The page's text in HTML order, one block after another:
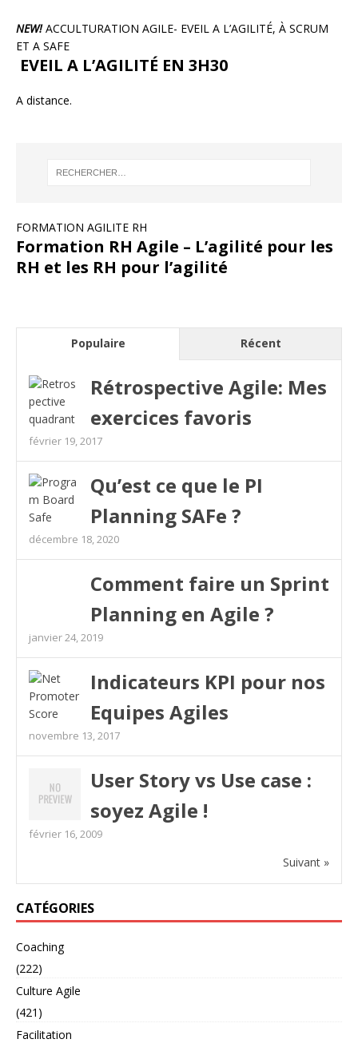
NEW!ACCULTURATION AGILE- EVEIL A L’AGILITÉ, À SCRUM
ET A SAFE
EVEIL A L’AGILITÉ EN 3H30
A distance.
FORMATION AGILITE RH
Formation RH Agile – L’agilité pour les
RH et les RH pour l’agilité
Populaire Récent
Rétrospective Agile: Mes
exercices favoris
février 19, 2017
Qu’est ce que le PI
Planning SAFe ?
décembre 18, 2020
Comment faire un Sprint
Planning en Agile ?
janvier 24, 2019
Indicateurs KPI pour nos
Equipes Agiles
novembre 13, 2017
User Story vs Use case :
soyez Agile !
février 16, 2009
Suivant »
CATÉGORIES
Coaching
(222)
Culture Agile
(421)
Facilitation